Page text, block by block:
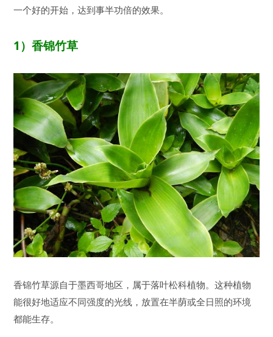
一个好的开始，达到事半功倍的效果。
1）香锦竹草
香锦竹草源自于墨西哥地区，属于落叶松科植物。这种植物
能很好地适应不同强度的光线，放置在半荫或全日照的环境
都能生存。